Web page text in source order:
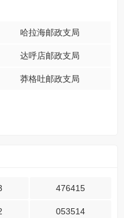
哈拉海邮政支局
达呼店邮政支局
莽格吐邮政支局
476415
053514